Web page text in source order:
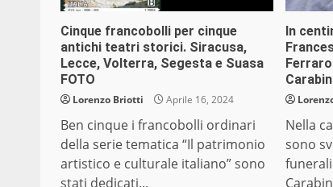
Cinque francobolli per cinque
antichi teatri storici. Siracusa,
Lecce, Volterra, Segesta e Suasa
FOTO
Lorenzo Briotti Aprile 16, 2024
Ben cinque i francobolli ordinari
della serie tematica “Il patrimonio
artistico e culturale italiano” sono
stati dedicati...
In
Nella
sono